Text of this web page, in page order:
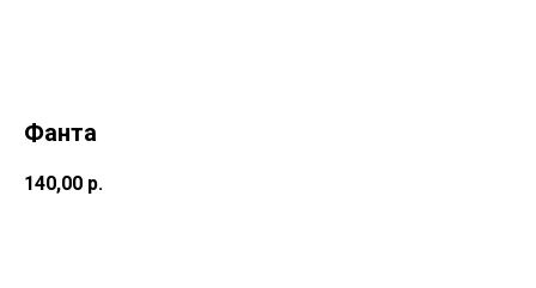
Фанта
140,00 р.